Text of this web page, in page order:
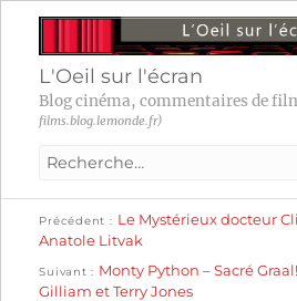
L'Oeil sur l'écran
Blog cinéma, commentaires de
films.blog.lemonde.fr)
Recherche
:
Navigation
de
Précédent
précédente :
Le Mystérieux docteur
Anatole Litvak
Suivant
suivante :
Monty Python – Sacré
Gilliam et Terry Jones